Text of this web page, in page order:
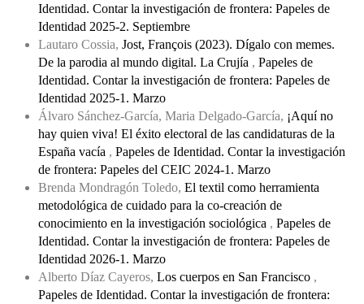
Identidad. Contar la investigación de frontera: Papeles de
Identidad 2025-2. Septiembre
Lautaro Cossia, Jost, François (2023). Dígalo con memes.
De la parodia al mundo digital. La Crujía , Papeles de
Identidad. Contar la investigación de frontera: Papeles de
Identidad 2025-1. Marzo
Álvaro Sánchez-García, Maria Delgado-García, ¡Aquí no
hay quien viva! El éxito electoral de las candidaturas de la
España vacía , Papeles de Identidad. Contar la investigación
de frontera: Papeles del CEIC 2024-1. Marzo
Brenda Mondragón Toledo, El textil como herramienta
metodológica de cuidado para la co-creación de
conocimiento en la investigación sociológica , Papeles de
Identidad. Contar la investigación de frontera: Papeles de
Identidad 2026-1. Marzo
Alberto Díaz Cayeros, Los cuerpos en San Francisco ,
Papeles de Identidad. Contar la investigación de frontera: